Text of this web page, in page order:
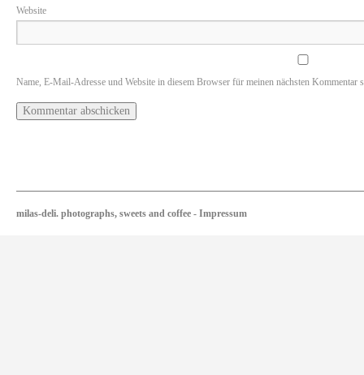
Website
Name, E-Mail-Adresse und Website in diesem Browser für meinen nächsten Kommentar
milas-deli. photographs, sweets and coffee - Impressum